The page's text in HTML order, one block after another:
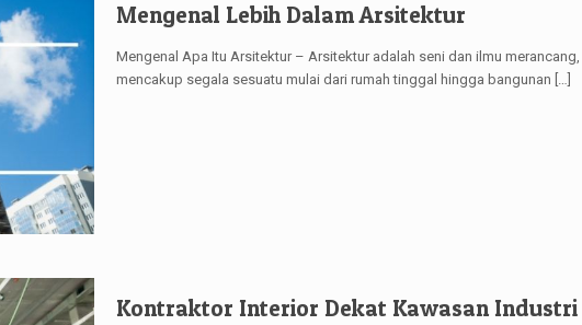
Mengenal Lebih Dalam Arsitektur
Mengenal Apa Itu Arsitektur – Arsitektur adalah seni dan ilmu
mencakup segala sesuatu mulai dari rumah tinggal hingga bangunan […]
Kontraktor Interior Dekat Kawasan Industri